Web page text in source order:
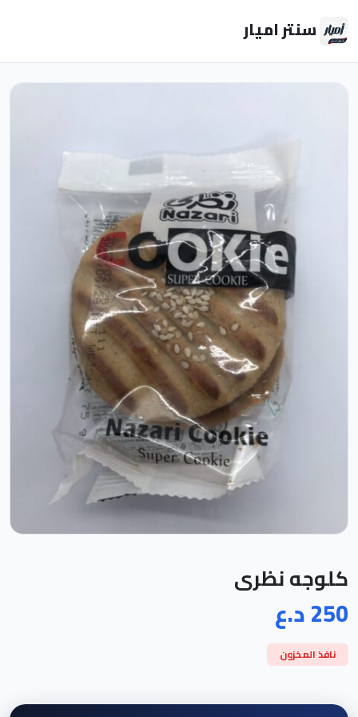
سنتر اميار
كلوجه نظرى
250 د.ع
نافذ المخزون